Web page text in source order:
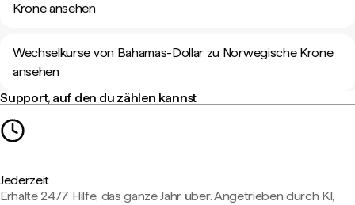
Krone ansehen
Wechselkurse von Bahamas-Dollar zu Norwegische Krone
ansehen
Support, auf den du zählen kannst
Jederzeit
Erhalte 24/7 Hilfe, das ganze Jahr über. Angetrieben durch KI,